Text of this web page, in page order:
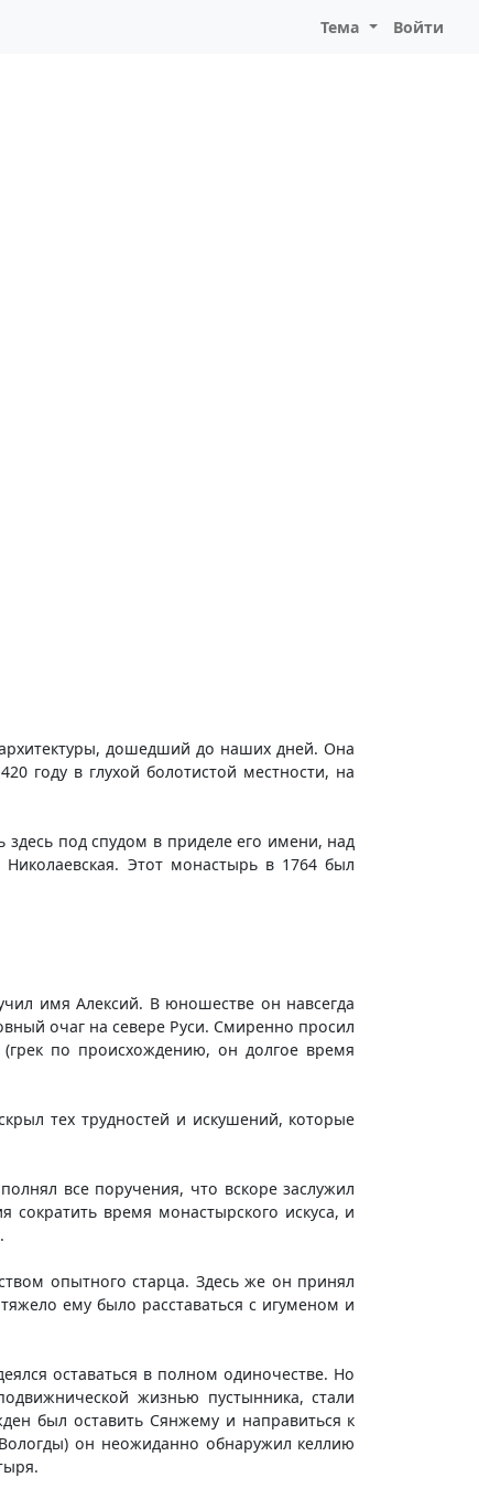
Тема Войти
дошедший до наших дней. Она
году в глухой болотистой местности, на
под спудом в приделе его имени, над
Этот монастырь в 1764 был
имя Алексий. В юношестве он навсегда
очаг на севере Руси. Смиренно просил
по происхождению, он долгое время
тех трудностей и искушений, которые
все поручения, что вскоре заслужил
время монастырского искуса, и
опытного старца. Здесь же он принял
ему было расставаться с игуменом и
оставаться в полном одиночестве. Но
жизнью пустынника, стали
был оставить Сянжему и направиться к
он неожиданно обнаружил келлию